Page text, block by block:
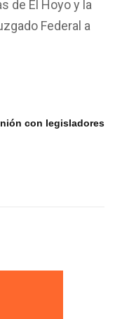
de El Hoyo y la
Federal a
con legisladores